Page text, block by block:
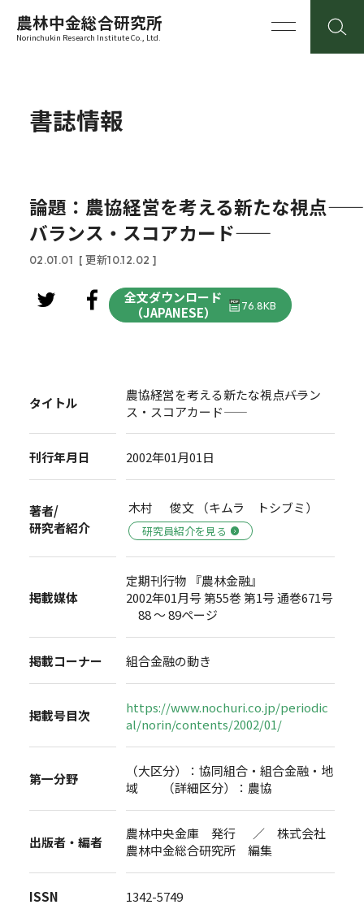
農林中金総合研究所
Norinchukin Research Institute Co., Ltd.
書誌情報
論題：農協経営を考える新たな視点――
バランス・スコアカード――
02.01.01 [ 更新10.12.02 ]
全文ダウンロード
（JAPANESE）
76.8KB
タイトル
農協経営を考える新たな視点――バラン
ス・スコアカード――
刊行年月日 2002年01月01日
著者/
研究者紹介
木村 俊文 （キムラ トシブミ）
研究員紹介を見る
掲載媒体
定期刊行物 『農林金融』
2002年01月号 第55巻 第1号 通巻671号
88 ～ 89ページ
掲載コーナー 組合金融の動き
掲載号目次
https://www.nochuri.co.jp/periodic
al/norin/contents/2002/01/
第一分野
（大区分）：協同組合・組合金融・地
域 （詳細区分）：農協
出版者・編者
農林中央金庫 発行 ／ 株式会社
農林中金総合研究所 編集
ISSN 1342-5749